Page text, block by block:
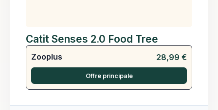
Catit Senses 2.0 Food Tree
Zooplus 28,99 €
Offre principale